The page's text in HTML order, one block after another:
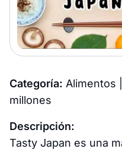
Categoría: Alimentos |
millones
Descripción:
Tasty Japan es una